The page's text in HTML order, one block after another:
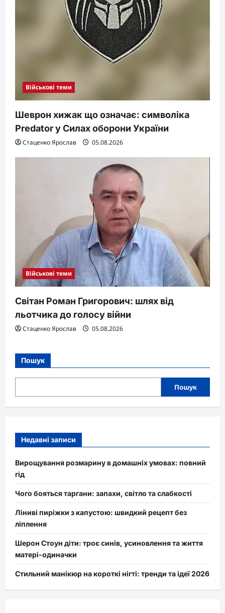
Військові теми
Шеврон хижак що означає: символіка
Predator у Силах оборони України
Стаценко Ярослав 05.08.2026
Військові теми
Світан Роман Григорович: шлях від
льотчика до голосу війни
Стаценко Ярослав 05.08.2026
Пошук
Пошук
Недавні записи
Вирощування розмарину в домашніх умовах: повний
гід
Чого бояться таргани: запахи, світло та слабкості
Ліниві пиріжки з капустою: швидкий рецепт без
ліплення
Шерон Стоун діти: троє синів, усиновлення та життя
матері-одиначки
Стильний манікюр на короткі нігті: тренди та ідеї 2026